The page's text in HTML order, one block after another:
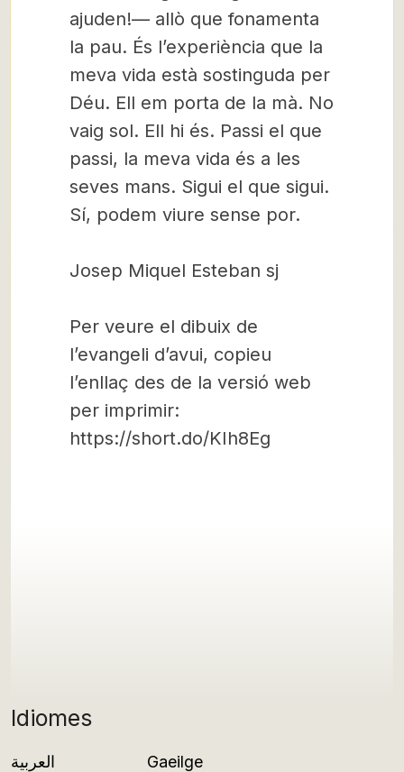
Idiomes
العربية
Gaeilge
ajuden!— allò que fonamenta
la pau. És l’experiència que la
meva vida està sostinguda per
Déu. Ell em porta de la mà. No
vaig sol. Ell hi és. Passi el que
passi, la meva vida és a les
seves mans. Sigui el que sigui.
Sí, podem viure sense por.
Josep Miquel Esteban sj
Per veure el dibuix de
l’evangeli d’avui, copieu
l’enllaç des de la versió web
per imprimir:
https://short.do/KIh8Eg